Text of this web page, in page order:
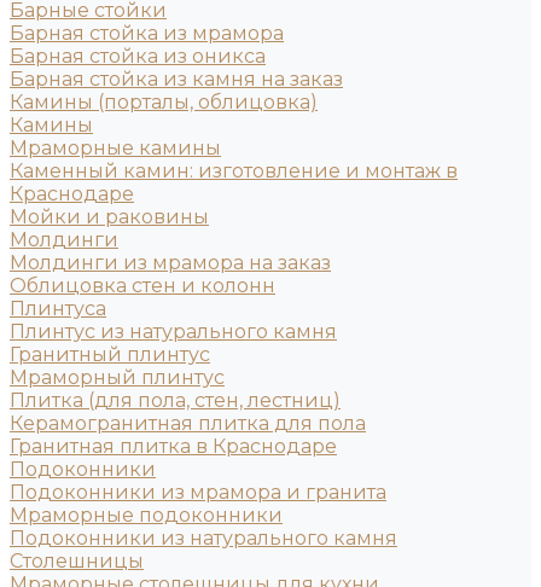
Барные стойки
Барная стойка из мрамора
Барная стойка из оникса
Барная стойка из камня на заказ
Камины (порталы, облицовка)
Камины
Мраморные камины
Каменный камин: изготовление и монтаж в
Краснодаре
Мойки и раковины
Молдинги
Молдинги из мрамора на заказ
Облицовка стен и колонн
Плинтуса
Плинтус из натурального камня
Гранитный плинтус
Мраморный плинтус
Плитка (для пола, стен, лестниц)
Керамогранитная плитка для пола
Гранитная плитка в Краснодаре
Подоконники
Подоконники из мрамора и гранита
Мраморные подоконники
Подоконники из натурального камня
Столешницы